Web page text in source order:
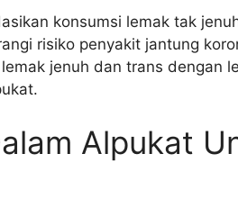
konsumsi lemak tak
risiko penyakit jantung
jenuh dan trans dengan
Alpukat